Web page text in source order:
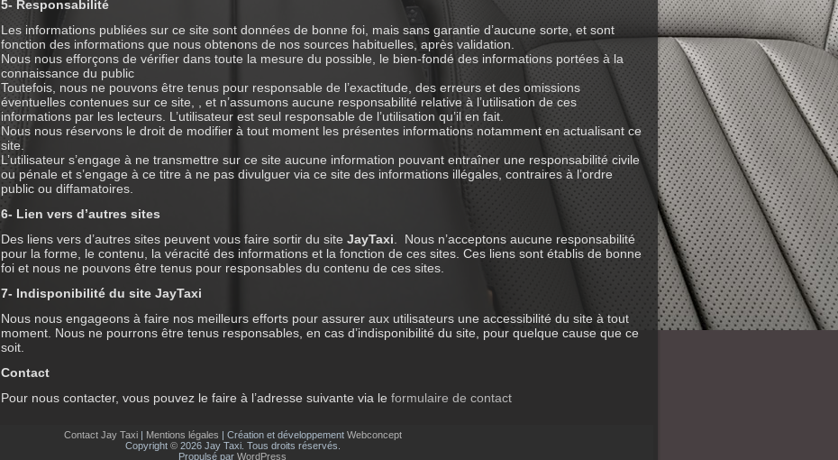
5- Responsabilité
Les informations publiées sur ce site sont données de bonne foi, mais sans garantie d’aucune sorte, et sont
fonction des informations que nous obtenons de nos sources habituelles, après validation.
Nous nous efforçons de vérifier dans toute la mesure du possible, le bien-fondé des informations portées à la
connaissance du public
Toutefois, nous ne pouvons être tenus pour responsable de l’exactitude, des erreurs et des omissions
éventuelles contenues sur ce site, , et n’assumons aucune responsabilité relative à l’utilisation de ces
informations par les lecteurs. L’utilisateur est seul responsable de l’utilisation qu’il en fait.
Nous nous réservons le droit de modifier à tout moment les présentes informations notamment en actualisant ce
site.
L’utilisateur s’engage à ne transmettre sur ce site aucune information pouvant entraîner une responsabilité civile
ou pénale et s’engage à ce titre à ne pas divulguer via ce site des informations illégales, contraires à l’ordre
public ou diffamatoires.
6- Lien vers d’autres sites
Des liens vers d’autres sites peuvent vous faire sortir du site JayTaxi . Nous n’acceptons aucune responsabilité
pour la forme, le contenu, la véracité des informations et la fonction de ces sites. Ces liens sont établis de bonne
foi et nous ne pouvons être tenus pour responsables du contenu de ces sites.
7- Indisponibilité du site JayTaxi
Nous nous engageons à faire nos meilleurs efforts pour assurer aux utilisateurs une accessibilité du site à tout
moment. Nous ne pourrons être tenus responsables, en cas d’indisponibilité du site, pour quelque cause que ce
soit.
Contact
Pour nous contacter, vous pouvez le faire à l’adresse suivante via le formulaire de contact
Contact Jay Taxi| Mentions légales | Création et développement Webconcept
Copyright ©2026 Jay Taxi. Tous droits réservés.
Propulsé par WordPress